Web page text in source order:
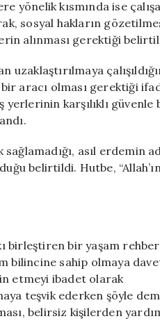
yönelik kısmında ise
sosyal hakların
alınması gerektiği
aracı olması gerektiği
karşılıklı güvenle
asıl erdemin
belirtildi. Hutbe,
birleştiren bir yaşam
bilincine sahip olmaya
etmeyi ibadet olarak
teşvik ederken şöyle
belirsiz kişilerden